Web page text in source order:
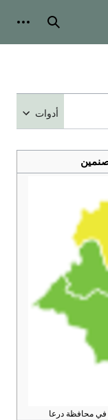
بحث
أدوات
في محافظة درعا